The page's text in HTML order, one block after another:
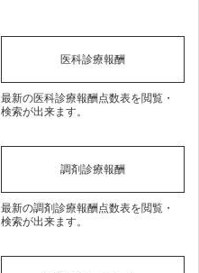
医科診療報酬
最新の医科診療報酬点数表を閲覧・
検索が出来ます。
調剤診療報酬
最新の調剤診療報酬点数表を閲覧・
検索が出来ます。